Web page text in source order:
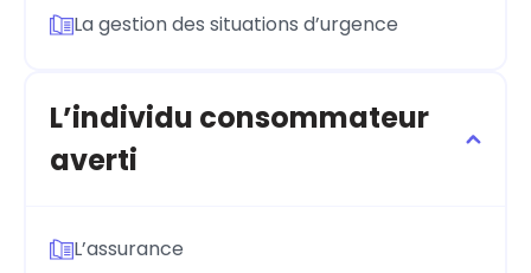
La gestion des situations d’urgence
L’individu consommateur
averti
L’assurance